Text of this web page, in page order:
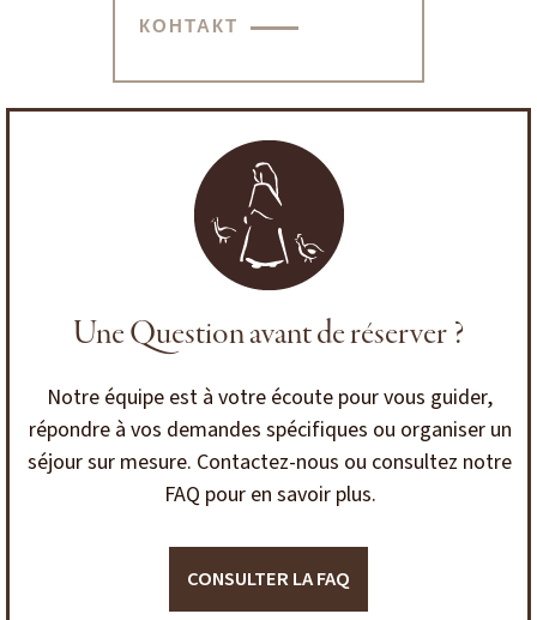
КОНТАКТ
Une Question avant de réserver ?
Notre équipe est à votre écoute pour vous guider,
répondre à vos demandes spécifiques ou organiser un
séjour sur mesure. Contactez-nous ou consultez notre
FAQ pour en savoir plus.
CONSULTER LA FAQ